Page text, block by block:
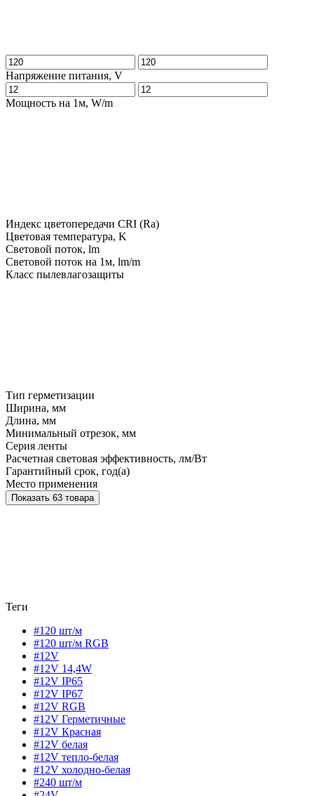
Напряжение питания, V
Мощность на 1м, W/m
Индекс цветопередачи CRI (Ra)
Цветовая температура, K
Световой поток, lm
Световой поток на 1м, lm/m
Класс пылевлагозащиты
Тип герметизации
Ширина, мм
Длина, мм
Минимальный отрезок, мм
Серия ленты
Расчетная световая эффективность, лм/Вт
Гарантийный срок, год(а)
Место применения
Показать 63 товара
Теги
#120 шт/м
#120 шт/м RGB
#12V
#12V 14,4W
#12V IP65
#12V IP67
#12V RGB
#12V Герметичные
#12V Красная
#12V белая
#12V тепло-белая
#12V холодно-белая
#240 шт/м